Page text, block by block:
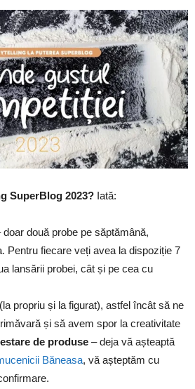
SuperBlog 2023? Iată:
doar două probe pe săptămână,
Pentru fiecare veți avea la dispoziție 7
lansării probei, cât și pe cea cu
propriu și la figurat), astfel încât să ne
și să avem spor la creativitate
de produse – deja vă așteaptă
Băneasa, vă așteptăm cu